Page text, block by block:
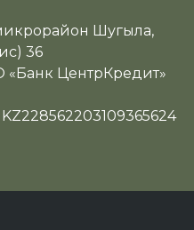
Шугыла,
36
ЦентрКредит»